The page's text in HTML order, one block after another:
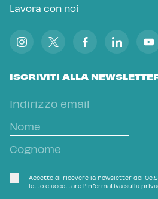
Lavora con noi
ISCRIVITI ALLA
Accetto di ricevere la newsletter del
letto e accettare l'Informativa sulla